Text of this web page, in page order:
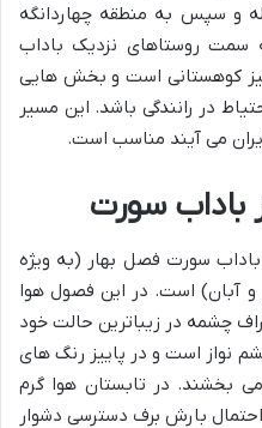
و سپس به منطقه چهاردانگه
سمت روستاهای نزدیک باداب
کوهستانی است و بخش هایی
در رانندگی باشد. این مسیر
می آیند مناسب است.
باداب سورت
باداب سورت فصل بهار (به ویژه
و آبان) است. در این فصول هوا
چشمه در زیباترین حالت خود
نواز است و در پاییز رنگ های
بخشند. در تابستان هوا گرم
بارش برف دسترسی دشوار